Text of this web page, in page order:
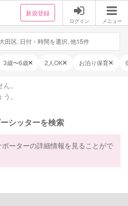
新規登録
ログイン メニュー
田区, 日付・時間を選択, 他15件
3歳〜6歳 2人OK お泊り保育
。
。
シッターを検索
ーターの詳細情報を見ることがで